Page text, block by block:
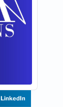
LinkedIn